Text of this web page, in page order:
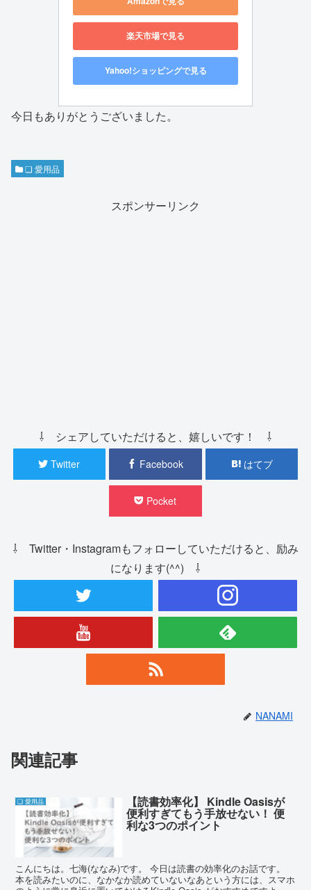
楽天市場で見る
Yahoo!ショッピングで見る
今日もありがとうございました。
❏ 愛用品
スポンサーリンク
⇩ シェアしていただけると、嬉しいです！ ⇩
Twitter Facebook はてブ
Pocket
⇩ Twitter・Instagramもフォローしていただけると、励み
になります(^^) ⇩
NANAMI
関連記事
❏ 愛用品 【読書効率化】 Kindle Oasisが
便利すぎてもう手放せない！ 便
利な3つのポイント
こんにちは。七海(ななみ)です。 今日は読書の効率化のお話です。
本を読みたいのに、なかなか読めていないなあという方には、スマホ